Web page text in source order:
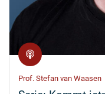
Prof. Stefan van Waasen